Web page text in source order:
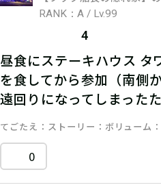
RANK：A / Lv.99
4
昼食にステーキハウス タ
を食してから参加（南側
遠回りになってしまった
てごたえ ストーリー ボリューム
0